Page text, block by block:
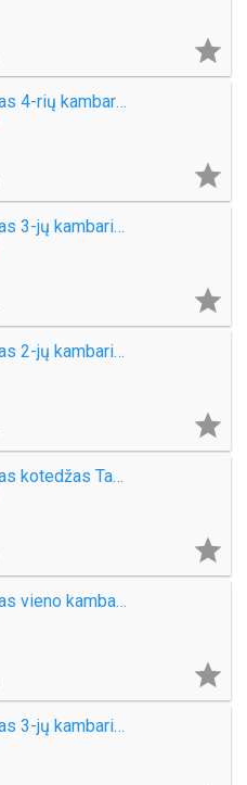

Parduodamas 4-rių kambarių butas Alksnynės g.

Parduodamas 3-jų kambarių su holu butas Smiltelės g.

Parduodamas 2-jų kambarių butas Kauno g.

Parduodamas kotedžas Tauralaukyje

Parduodamas vieno kambario butas Laukininkų g.

Parduodamas 3-jų kambarių butas Debreceno g.